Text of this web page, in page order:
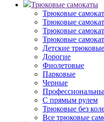
Трюковые самокаты
Трюковые
Трюковые
Трюковые
Трюковые
Детские
Дорогие
Фиолетовые
Парковые
Черные
С прямым рулем
Трюковые без
Все трюковые